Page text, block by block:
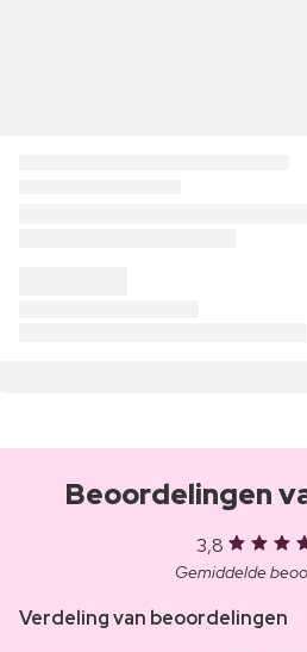
Beoordelingen
3,8
Gemiddelde
Verdeling van beoordelingen